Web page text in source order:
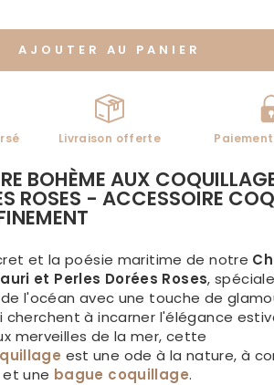
AJOUTER AU PANIER
Livraison offerte
BOHÈME AUX
ROSES - ACCESSOIRE
et la poésie maritime de notre
et Perles Dorées Roses,
l'océan avec une touche de
cherchent à incarner l'élégance
merveilles de la mer, cette
est une ode à la nature, à
une bague coquillage.